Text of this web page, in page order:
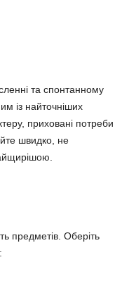
та спонтанному
із найточніших
приховані потреби
швидко, не
предметів. Оберіть